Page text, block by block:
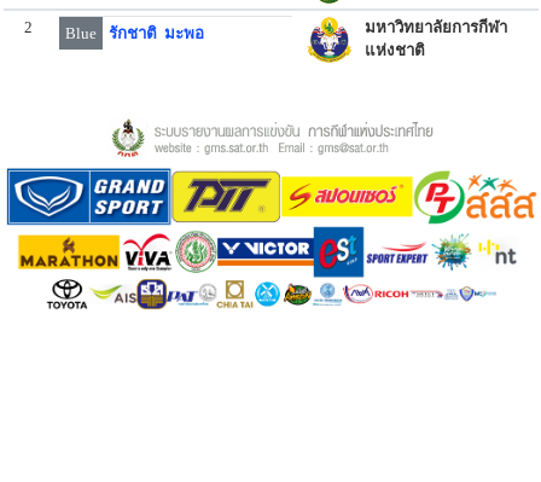
2 Blue รักชาติ มะพอ
มหาวิทยาลัยการกีฬา
แห่งชาติ